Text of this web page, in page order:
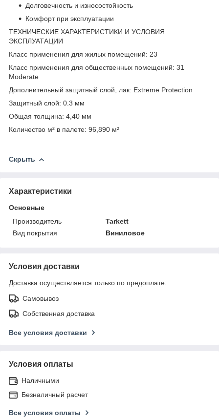
Долговечность и износостойкость
Комфорт при эксплуатации
ТЕХНИЧЕСКИЕ ХАРАКТЕРИСТИКИ И УСЛОВИЯ
ЭКСПЛУАТАЦИИ
Класс применения для жилых помещений: 23
Класс применения для общественных помещений: 31
Moderate
Дополнительный защитный слой, лак: Extreme Protection
Защитный слой: 0.3 мм
Общая толщина: 4,40 мм
Количество м² в палете: 96,890 м²
Скрыть
Характеристики
Основные
Производитель
Tarkett
Вид покрытия
Виниловое
Условия доставки
Доставка осуществляется только по предоплате.
Самовывоз
Собственная доставка
Все условия доставки
Условия оплаты
Наличными
Безналичный расчет
Все условия оплаты